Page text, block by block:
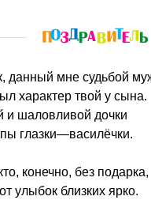
данный мне судьбой
характер твой у сына.
и шаловливой дочки
глазки—василёчки.
конечно, без подарка,
улыбок близких ярко.